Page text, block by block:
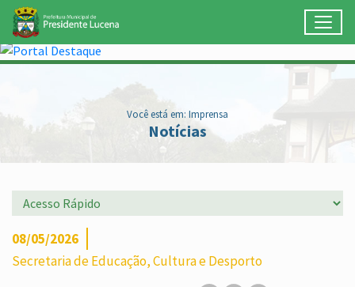
Ir para conteúdo principal
Você está em: Imprensa
Notícias
08/05/2026
Secretaria de Educação, Cultura e Desporto